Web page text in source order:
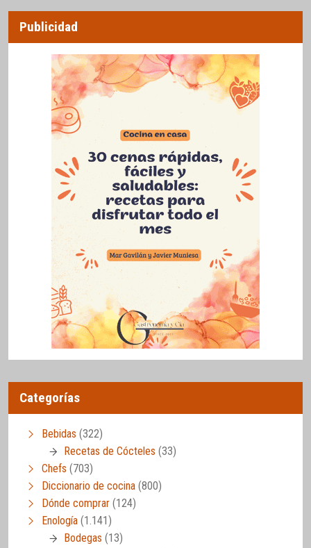
Publicidad
Categorías
Bebidas (322)
Recetas de Cócteles (33)
Chefs (703)
Diccionario de cocina (800)
Dónde comprar (124)
Enología (1.141)
Bodegas (13)